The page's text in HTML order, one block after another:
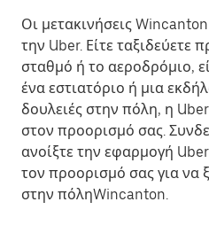
Οι μετακινήσεις
την Uber. Είτε ταξιδεύετε
σταθμό ή το αεροδρόμιο,
ένα εστιατόριο ή μια
δουλειές στην πόλη, η
στον προορισμό σας.
ανοίξτε την εφαρμογή
τον προορισμό σας για να
στην πόληWincanton.